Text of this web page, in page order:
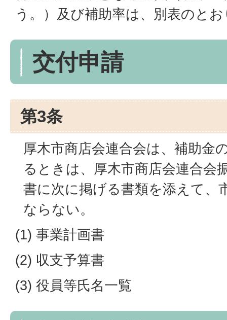
う。）及び補助率は、別表のと
交付申請
第3条
厚木市商店会連合会は、補助金
るときは、厚木市商店会連合会
書に次に掲げる書類を添えて、
ならない。
(1) 事業計画書
(2) 収支予算書
(3) 役員等氏名一覧